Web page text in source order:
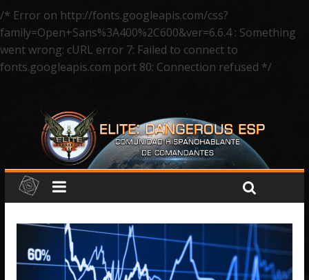
/* Error on http://fonts.googleapis.com/css?
family=Open+Sans%3A400%2C600&ver=6.6.4 : Something
went wrong: cURL error 7: Failed to connect to
fonts.googleapis.com port 80: Connection refused */